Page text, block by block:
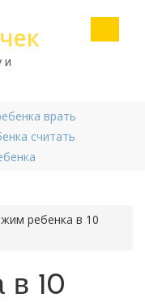
и
врать
считать
ребенка в 10
в 10